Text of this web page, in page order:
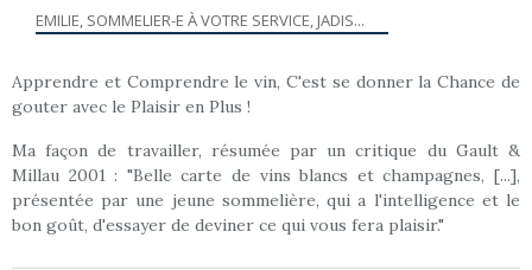
EMILIE, SOMMELIER-E À VOTRE SERVICE, JADIS...
Apprendre et Comprendre le vin, C'est se donner la Chance de
gouter avec le Plaisir en Plus !
Ma façon de travailler, résumée par un critique du Gault &
Millau 2001 : "Belle carte de vins blancs et champagnes, [...],
présentée par une jeune sommelière, qui a l'intelligence et le
bon goût, d'essayer de deviner ce qui vous fera plaisir."